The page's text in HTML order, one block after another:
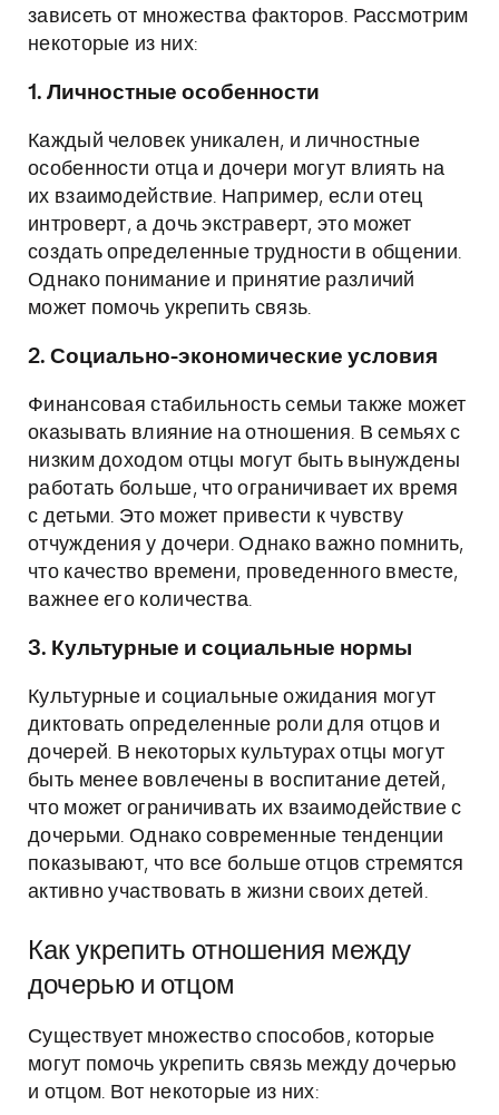
зависеть от множества факторов. Рассмотрим
некоторые из них:
1. Личностные особенности
Каждый человек уникален, и личностные
особенности отца и дочери могут влиять на
их взаимодействие. Например, если отец
интроверт, а дочь экстраверт, это может
создать определенные трудности в общении.
Однако понимание и принятие различий
может помочь укрепить связь.
2. Социально-экономические условия
Финансовая стабильность семьи также может
оказывать влияние на отношения. В семьях с
низким доходом отцы могут быть вынуждены
работать больше, что ограничивает их время
с детьми. Это может привести к чувству
отчуждения у дочери. Однако важно помнить,
что качество времени, проведенного вместе,
важнее его количества.
3. Культурные и социальные нормы
Культурные и социальные ожидания могут
диктовать определенные роли для отцов и
дочерей. В некоторых культурах отцы могут
быть менее вовлечены в воспитание детей,
что может ограничивать их взаимодействие с
дочерьми. Однако современные тенденции
показывают, что все больше отцов стремятся
активно участвовать в жизни своих детей.
Как укрепить отношения между
дочерью и отцом
Существует множество способов, которые
могут помочь укрепить связь между дочерью
и отцом. Вот некоторые из них: